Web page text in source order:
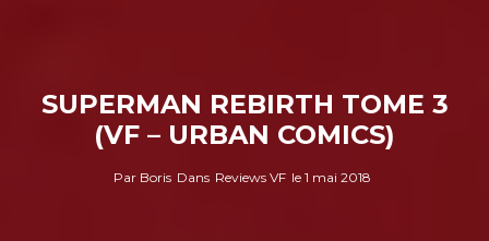
SUPERMAN REBIRTH TOME 3
(VF – URBAN COMICS)
Par Boris Dans Reviews VF le 1 mai 2018